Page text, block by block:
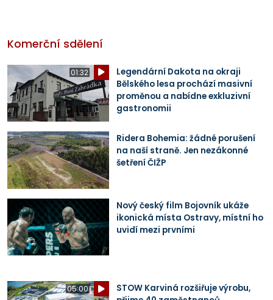
Komerční sdělení
01:32
Legendární Dakota na okraji
Bělského lesa prochází masivní
proměnou a nabídne exkluzivní
gastronomii
Ridera Bohemia: žádné porušení
na naší straně. Jen nezákonné
šetření ČIŽP
Nový český film Bojovník ukáže
ikonická místa Ostravy, místní ho
uvidí mezi prvními
05:00
STOW Karviná rozšiřuje výrobu,